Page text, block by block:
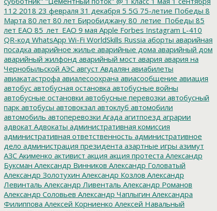
112 2018 23 февраля 31 декабря 5 5G 75-летие Победы 8
Марта 80 лет 80 лет Биробиджану 80_летие_Победы 85
лет ЕАО 85_лет_ЕАО 9 мая Apple Forbes Instagram L-410
QR-код WhatsApp Wi-Fi WorldSkills Russia аборты аварийная
посадка аварийное жилье аварийные дома аварийный дом
аварийный жилфонд аварийный мост авария авария на
Чернобыльской АЭС август Авдалян авиабилеты
авиакатастрофа авиалесоохрана авиасообщение авиация
автобус автобусная остановка автобусные войны
автобусные остановки автобусные перевозки автобусный
парк автобусы автовокзал автоклуб автомобили
автомобиль автоперевозки Агада агитпоезд аграрии
адвокат Адвокаты административная комиссия
административная ответственность административное
дело администрация президента азартные игры азимут
АЗС Акименко активист акция акция протеста Александр
Буксман Александр Винников Александр Головатый
Александр Золотухин Александр Козлов Александр
Левинталь Александр Ливенталь Александр Романов
Александр Соловьев Александр Чаплыгин Александра
Филиппова Алексей Корниенко Алексей Навальный